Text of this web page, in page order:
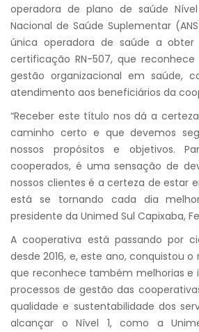
operadora de plano de saúde
Nacional de Saúde Suplementar
única operadora de saúde a
certificação RN-507, que
gestão organizacional em saúde,
atendimento aos beneficiários da
“Receber este título nos dá a
caminho certo e que devemos
nossos propósitos e objetivos.
cooperados, é uma sensação de
nossos clientes é a certeza de estar
está se tornando cada dia
presidente da Unimed Sul Capixaba,
A cooperativa está passando por
desde 2016, e, este ano, conquistou o
que reconhece também melhorias e
processos de gestão das
qualidade e sustentabilidade dos
alcançar o Nível 1, como a